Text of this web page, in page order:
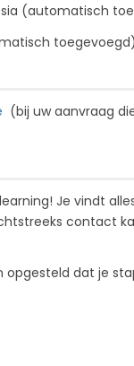
(automatisch
(bij uw aanvraag
Je vindt
contact
dat je